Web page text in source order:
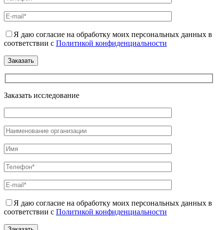
Я даю согласие на обработку моих персональных данных в
соответствии с Политикой конфиденциальности
Заказать исследование
Я даю согласие на обработку моих персональных данных в
соответствии с Политикой конфиденциальности